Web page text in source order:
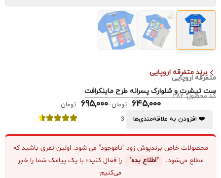
برند متفرقه اروپایی
متفرقه اروپایی
ست تیشرت و شلوارک پسرانه طرح ماینکرافت
کد محصول: 282
645,000 تومان–
695,000
تومان
❤️ افزودن به علاقه‌مندی‌ها
3
محصولات خاص برندپوش زود "ناموجود" می شود. اولین نفری باشید که
مطلع می‌شود.
"اطلاع بده"
را فعال کنید؛ با یک پیامک شما را خبر
می‌کنیم